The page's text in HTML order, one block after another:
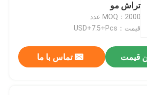
تراش مو
MOQ：2000 عدد
قیمت：USD+7.5+Pcs
قیمت تماس با ما